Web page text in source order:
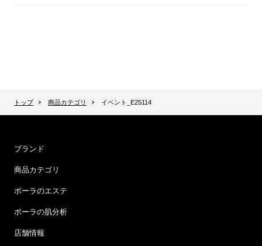
トップ 商品カテゴリ イベント_E25114
ブランド
商品カテゴリ
ポーラのエステ
ポーラの肌分析
店舗情報